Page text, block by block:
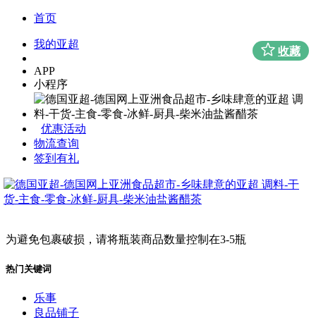
首页
我的亚超
APP
小程序
优惠活动
物流查询
签到有礼
为避免包裹破损，请将瓶装商品数量控制在3-5瓶
热门关键词
乐事
良品铺子
收藏